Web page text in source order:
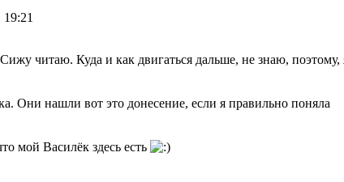
читаю. Куда и как двигаться дальше, не знаю,
Они нашли вот это донесение, если я правильно поняла
мой Василёк здесь есть